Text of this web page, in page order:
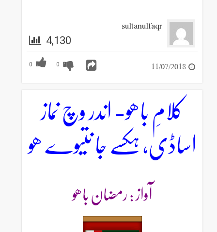
sultanulfaqr
4,130
0 0 11/07/2018
کلامِ باھو- اندر وچ نماز
اساڈی، ہکسے جا نتیوے ھو
آواز : رمضان باھو